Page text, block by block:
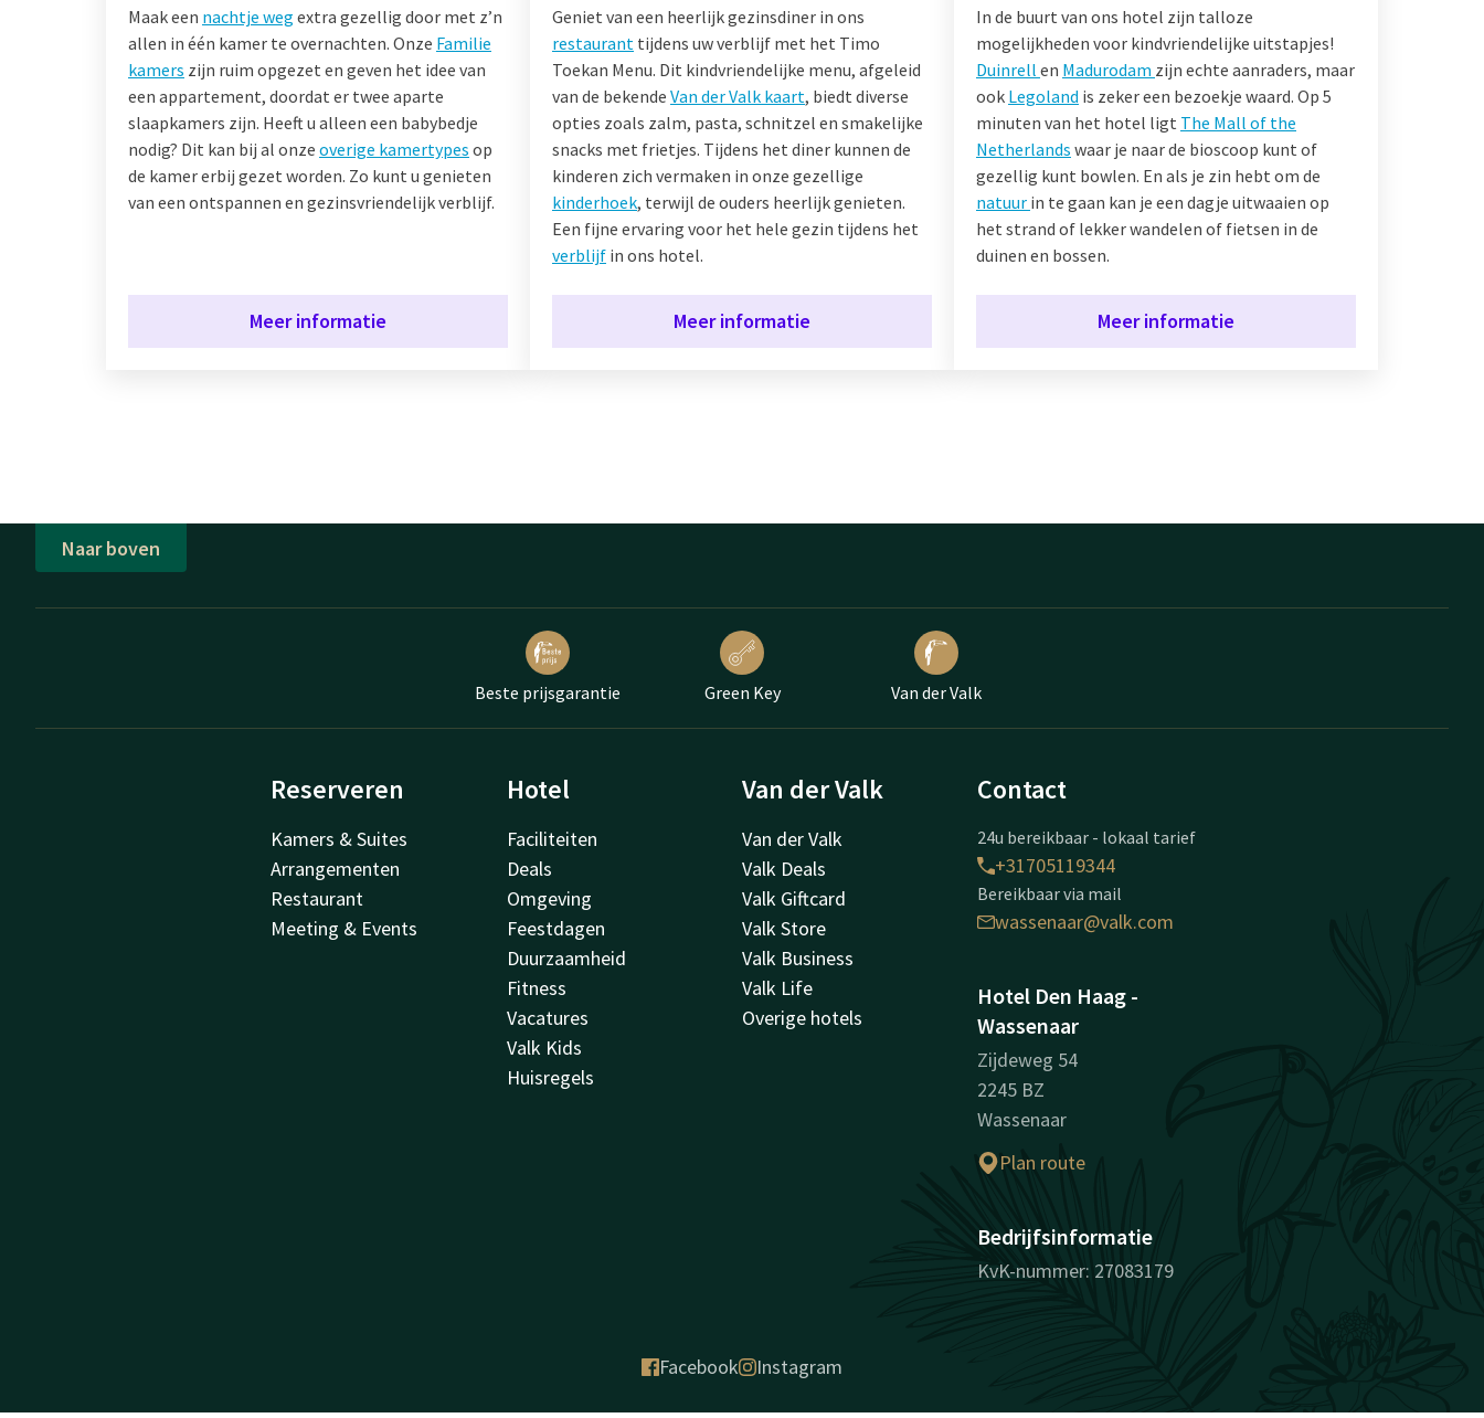
Maak een nachtje weg extra gezellig door met z’n
allen in één kamer te overnachten. Onze Familie
kamers zijn ruim opgezet en geven het idee van
een appartement, doordat er twee aparte
slaapkamers zijn. Heeft u alleen een babybedje
nodig? Dit kan bij al onze overige kamertypes op
de kamer erbij gezet worden. Zo kunt u genieten
van een ontspannen en gezinsvriendelijk verblijf.
Meer informatie
Geniet van een heerlijk gezinsdiner in ons
restaurant tijdens uw verblijf met het Timo
Toekan Menu. Dit kindvriendelijke menu, afgeleid
van de bekende Van der Valk kaart, biedt diverse
opties zoals zalm, pasta, schnitzel en smakelijke
snacks met frietjes. Tijdens het diner kunnen de
kinderen zich vermaken in onze gezellige
kinderhoek, terwijl de ouders heerlijk genieten.
Een fijne ervaring voor het hele gezin tijdens het
verblijf in ons hotel.
Meer informatie
In de buurt van ons hotel zijn talloze
mogelijkheden voor kindvriendelijke uitstapjes!
Duinrell en Madurodam zijn echte aanraders, maar
ook Legoland is zeker een bezoekje waard. Op 5
minuten van het hotel ligt The Mall of the
Netherlands waar je naar de bioscoop kunt of
gezellig kunt bowlen. En als je zin hebt om de
natuur in te gaan kan je een dagje uitwaaien op
het strand of lekker wandelen of fietsen in de
duinen en bossen.
Meer informatie
Naar boven
Beste prijsgarantie Green Key Van der Valk
Reserveren
Kamers & Suites
Arrangementen
Restaurant
Meeting & Events
Hotel
Faciliteiten
Deals
Omgeving
Feestdagen
Duurzaamheid
Fitness
Vacatures
Valk Kids
Huisregels
Van der Valk
Van der Valk
Valk Deals
Valk Giftcard
Valk Store
Valk Business
Valk Life
Overige hotels
Contact
24u bereikbaar - lokaal tarief
+31705119344
Bereikbaar via mail
wassenaar@valk.com
Hotel Den Haag -
Wassenaar
Zijdeweg 54
2245 BZ
Wassenaar
Plan route
Bedrijfsinformatie
KvK-nummer: 27083179
Facebook Instagram